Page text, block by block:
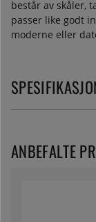
består av skåler,
passer like godt
moderne eller
ANBEFALTE